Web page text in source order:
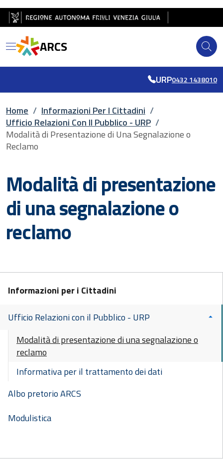
Salta al contenuto principale
Salta al piè di pagina
ARCS
URP0432 1438010
Briciole di pane
Home / Informazioni Per I Cittadini /
Ufficio Relazioni Con Il Pubblico - URP /
Modalità di Presentazione di Una Segnalazione o
Reclamo
Modalità di presentazione
di una segnalazione o
reclamo
Informazioni per i Cittadini
Ufficio Relazioni con il Pubblico - URP
Modalità di presentazione di una segnalazione o
reclamo
Informativa per il trattamento dei dati
Albo pretorio ARCS
Modulistica